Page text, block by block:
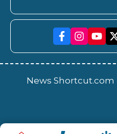
News Shortcut.com